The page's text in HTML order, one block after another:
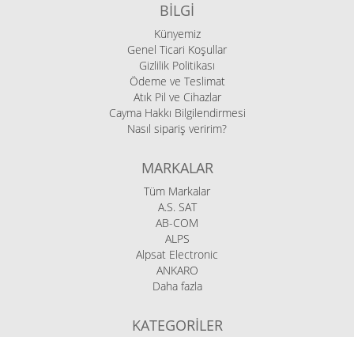
BILGI
Künyemiz
Genel Ticari Koşullar
Gizlilik Politikası
Ödeme ve Teslimat
Atık Pil ve Cihazlar
Cayma Hakkı Bilgilendirmesi
Nasıl sipariş veririm?
MARKALAR
Tüm Markalar
A.S. SAT
AB-COM
ALPS
Alpsat Electronic
ANKARO
Daha fazla
KATEGORILER